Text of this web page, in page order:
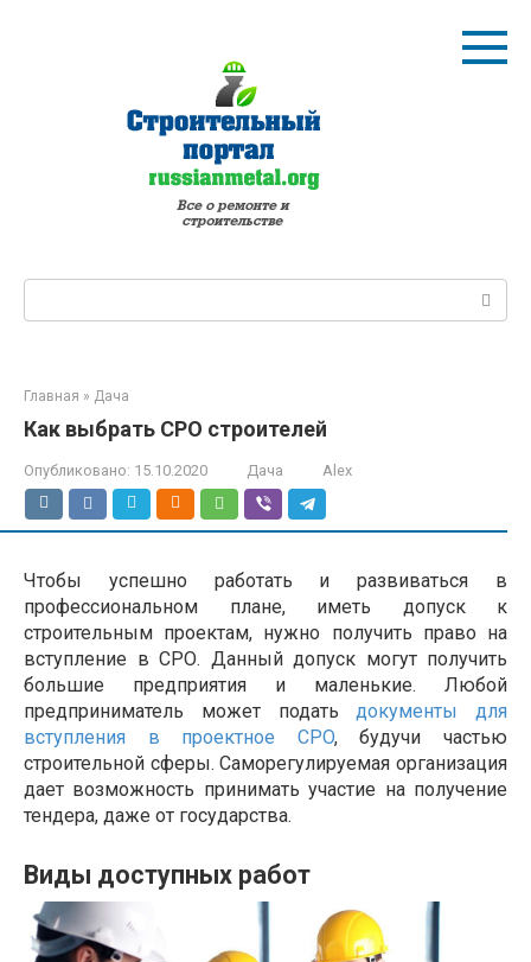
Поиск:
Главная » Дача
Как выбрать СРО строителей
Опубликовано: 15.10.2020 Дача Alex
Чтобы успешно работать и развиваться в
профессиональном плане, иметь допуск к
строительным проектам, нужно получить право на
вступление в СРО. Данный допуск могут получить
большие предприятия и маленькие. Любой
предприниматель может податьдокументы для
вступления в проектное CPO, будучи частью
строительной сферы. Саморегулируемая организация
дает возможность принимать участие на получение
тендера, даже от государства.
Виды доступных работ